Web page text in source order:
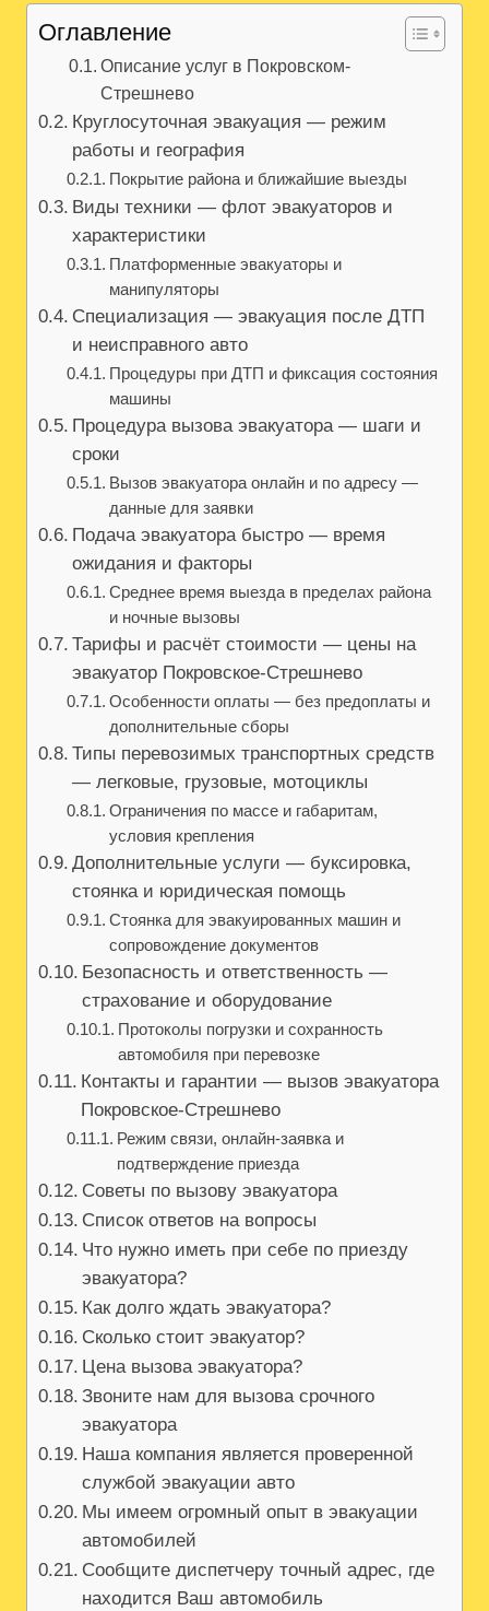
Оглавление
Описание услуг в Покровском-
Стрешнево
Круглосуточная эвакуация — режим
работы и география
Покрытие района и ближайшие выезды
Виды техники — флот эвакуаторов и
характеристики
Платформенные эвакуаторы и
манипуляторы
Специализация — эвакуация после ДТП
и неисправного авто
Процедуры при ДТП и фиксация состояния
машины
Процедура вызова эвакуатора — шаги и
сроки
Вызов эвакуатора онлайн и по адресу —
данные для заявки
Подача эвакуатора быстро — время
ожидания и факторы
Среднее время выезда в пределах района
и ночные вызовы
Тарифы и расчёт стоимости — цены на
эвакуатор Покровское-Стрешнево
Особенности оплаты — без предоплаты и
дополнительные сборы
Типы перевозимых транспортных средств
— легковые, грузовые, мотоциклы
Ограничения по массе и габаритам,
условия крепления
Дополнительные услуги — буксировка,
стоянка и юридическая помощь
Стоянка для эвакуированных машин и
сопровождение документов
Безопасность и ответственность —
страхование и оборудование
Протоколы погрузки и сохранность
автомобиля при перевозке
Контакты и гарантии — вызов эвакуатора
Покровское-Стрешнево
Режим связи, онлайн-заявка и
подтверждение приезда
Советы по вызову эвакуатора
Список ответов на вопросы
Что нужно иметь при себе по приезду
эвакуатора?
Как долго ждать эвакуатора?
Сколько стоит эвакуатор?
Цена вызова эвакуатора?
Звоните нам для вызова срочного
эвакуатора
Наша компания является проверенной
службой эвакуации авто
Мы имеем огромный опыт в эвакуации
автомобилей
Сообщите диспетчеру точный адрес, где
находится Ваш автомобиль